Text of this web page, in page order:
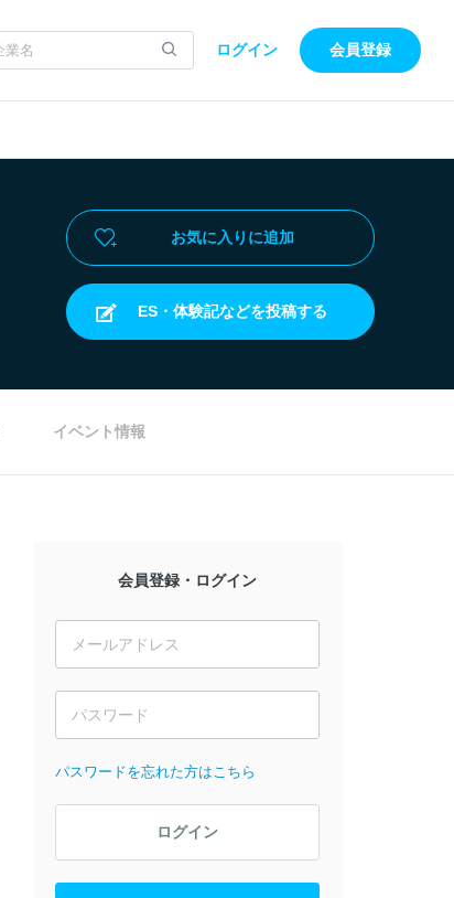
ログイン 会員登録
お気に入りに追加
ES・体験記などを投稿する
イベント情報
会員登録・ログイン
パスワードを忘れた方はこちら
ログイン